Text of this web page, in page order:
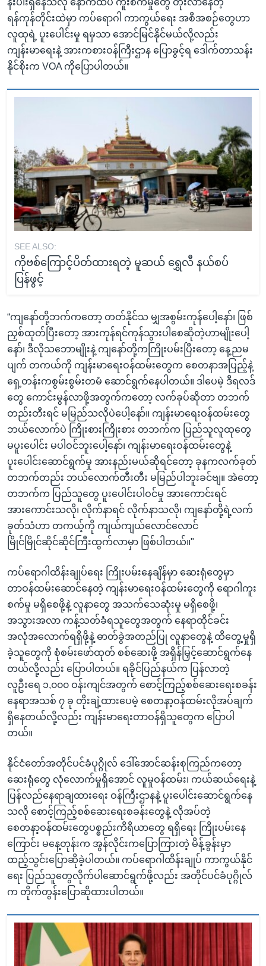
ရန်ကုန်တိုင်းထဲမှာ ကပ်ရောဂါ ကာကွယ်ရေး အစီအစဉ်တွေဟာ
လူထုရဲ့ ပူးပေါင်းမှု ရမှသာ အောင်မြင်နိုင်မယ်လို့လည်း
ကျန်းမာရေးနဲ့ အားကစားဝန်ကြီးဌာန ပြောခွင့်ရ ဒေါက်တာသန်း
နိုင်စိုးက VOA ကိုပြောပါတယ်။
SEE ALSO:
ကိုဗစ်ကြောင့်ပိတ်ထားရတဲ့ မူဆယ် ရွှေလီ နယ်စပ်
ပြန်ဖွင့်
“ကျနော်တို့ဘက်ကတော့ တတ်နိုင်သ မျှအစွမ်းကုန်ပေါ့နော်၊ ဖြစ်
ညှစ်ထုတ်ပြီးတော့ အားကုန်ရင်ကုန်သွားပါစေဆိုတဲ့ဟာမျိုးပေါ့
နော်၊ ဒီလိုသဘောမျိုးနဲ့ ကျနော်တို့ကကြိုးပမ်းပြီးတော့ နေ့ညမ
ပျက် တကယ်ကို ကျန်းမာရေးဝန်ထမ်းတွေက စေတနာအပြည့်နဲ့
ရှေ့တန်းကစွမ်းစွမ်းတမံ ဆောင်ရွက်နေပါတယ်။ ဒါပေမဲ့ ဒီရလဒ်
တွေ ကောင်းမွန်လာဖို့အတွက်ကတော့ လက်ခုပ်ဆိုတာ တဘက်
တည်းတီးရင် မမြည်သလိုပဲပေါ့နော်။ ကျန်းမာရေးဝန်ထမ်းတွေ
ဘယ်လောက်ပဲ ကြိုးစားကြိုးစား တဘက်က ပြည်သူလူထုတွေ
မပူးပေါင်း မပါဝင်ဘူးပေါ့နော်၊ ကျန်းမာရေးဝန်ထမ်းတွေနဲ့
ပူးပေါင်းဆောင်ရွက်မှု အားနည်းမယ်ဆိုရင်တော့ ခုနကလက်ခုတ်
တဘက်တည်း ဘယ်လောက်တီးတီး မမြည်ပါဘူးခင်ဗျ။ အဲတော့
တဘက်က ပြည်သူတွေ ပူးပေါင်းပါဝင်မှု အားကောင်းရင်
အားကောင်းသလို၊ လိုက်နာရင် လိုက်နာသလို၊ ကျနော်တို့ရဲ့လက်
ခုတ်သံဟာ တကယ့်ကို ကျယ်ကျယ်လောင်လောင်
မြိုင်မြိုင်ဆိုင်ဆိုင်ကြီးထွက်လာမှာ ဖြစ်ပါတယ်။"
ကပ်ရောဂါထိန်းချုပ်ရေး ကြိုးပမ်းနေချိန်မှာ ဆေးရုံတွေမှာ
တာဝန်ထမ်းဆောင်နေတဲ့ ကျန်းမာရေးဝန်ထမ်းတွေကို ရောဂါကူး
စက်မှု မရှိစေဖို့နဲ့ လူနာတွေ အသက်သေဆုံးမှု မရှိစေဖို့၊
အသွားအလာ ကန့်သတ်ခံရသူတွေအတွက် နေရာထိုင်ခင်း
အလုံအလောက်ရရှိဖို့နဲ့ ဓာတ်ခွဲအတည်ပြု လူနာတွေနဲ့ ထိတွေ့မှုရှိ
ခဲ့သူတွေကို စုံစမ်းဖော်ထုတ် စစ်ဆေးဖို့ အရှိန်မြှင့်ဆောင်ရွက်နေ
တယ်လို့လည်း ပြောပါတယ်။ ရခိုင်ပြည်နယ်က ပြန်လာတဲ့
လူဦးရေ ၁,၀၀၀ ဝန်းကျင်အတွက် စောင့်ကြည့်စစ်ဆေးရေးစခန်း
နေရာအသစ် ၇ ခု တိုးချဲ့ထားပေမဲ့ စေတနာ့ဝန်ထမ်းလိုအပ်ချက်
ရှိနေတယ်လို့လည်း ကျန်းမာရေးတာဝန်ရှိသူတွေက ပြောပါ
တယ်။
နိုင်ငံတော်အတိုင်ပင်ခံပုဂ္ဂိုလ် ဒေါ်အောင်ဆန်းစုကြည်ကတော့
ဆေးရုံတွေ လုံလောက်မှုရှိအောင် လူမှုဝန်ထမ်း၊ ကယ်ဆယ်ရေးနဲ့
ပြန်လည်နေရာချထားရေး ဝန်ကြီးဌာနနဲ့ ပူးပေါင်းဆောင်ရွက်နေ
သလို စောင့်ကြည့်စစ်ဆေးရေးစခန်းတွေနဲ့ လိုအပ်တဲ့
စေတနာ့ဝန်ထမ်းတွေပစ္စည်းကိရိယာတွေ ရရှိရေး ကြိုးပမ်းနေ
ကြောင်း မနေ့တုန်းက အွန်လိုင်းကပြောကြားတဲ့ မိန့်ခွန်းမှာ
ထည့်သွင်းပြောဆိုခဲ့ပါတယ်။ ကပ်ရောဂါထိန်းချုပ် ကာကွယ်နိုင်
ရေး ပြည်သူတွေလိုက်ပါဆောင်ရွက်ဖို့လည်း အတိုင်ပင်ခံပုဂ္ဂိုလ်
က တိုက်တွန်းပြောဆိုထားပါတယ်။